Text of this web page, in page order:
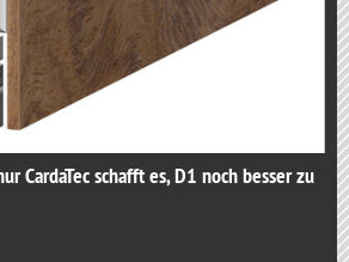
CardaTec schafft es, D1 noch besser zu